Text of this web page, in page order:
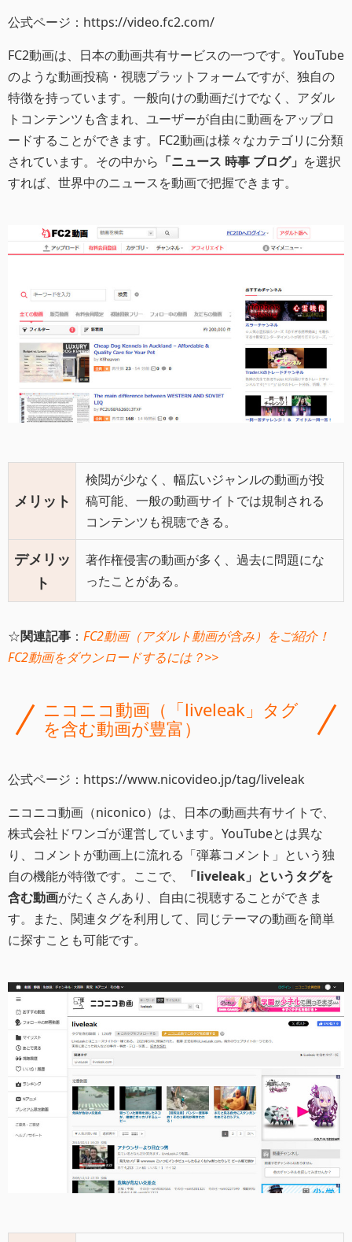
公式ページ：https://video.fc2.com/
FC2動画は、日本の動画共有サービスの一つです。YouTube
のような動画投稿・視聴プラットフォームですが、独自の
特徴を持っています。一般向けの動画だけでなく、アダル
トコンテンツも含まれ、ユーザーが自由に動画をアップロ
ードすることができます。FC2動画は様々なカテゴリに分類
されています。その中から 「ニュース 時事 ブログ」 を選択
すれば、世界中のニュースを動画で把握できます。
メリット
検閲が少なく、幅広いジャンルの動画が投
稿可能、一般の動画サイトでは規制される
コンテンツも視聴できる。
デメリッ
ト
著作権侵害の動画が多く、過去に問題にな
ったことがある。
☆関連記事 ： FC2動画（アダルト動画が含み）をご紹介！
FC2動画をダウンロードするには？>>
ニコニコ動画（「liveleak」タグ
を含む動画が豊富）
公式ページ：https://www.nicovideo.jp/tag/liveleak
ニコニコ動画（niconico）は、日本の動画共有サイトで、
株式会社ドワンゴが運営しています。YouTubeとは異な
り、コメントが動画上に流れる「弾幕コメント」という独
自の機能が特徴です。ここで、
「liveleak」というタグを
含む動画がたくさんあり、自由に視聴することができま
す。また、関連タグを利用して、同じテーマの動画を簡単
に探すことも可能です。